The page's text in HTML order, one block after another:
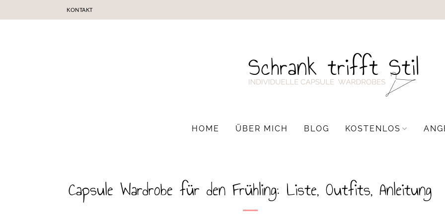
KONTAKT
HOME ÜBER MICH BLOG KOSTENLOS
Capsule Wardrobe für den Frühling: Liste, Outfits, Anleitung